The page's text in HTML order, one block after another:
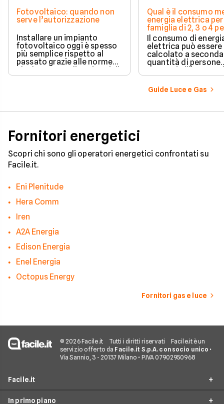
Fotovoltaico: quando non
serve l’autorizzazione
Installare un impianto
fotovoltaico oggi è spesso
più semplice rispetto al
passato grazie alle norme
edilizia libera.
Qual è il consumo
energia elettrica per
famiglia di 2, 3 o 4
Il consumo di
elettrica può essere
calcolato a
quantità di persone
determinato
numerosi i fattori
influenzano questo
considerazione per
Guide Luce e Gas
Fornitori energetici
Scopri chi sono gli operatori energetici confrontati su
Facile.it.
Eni Plenitude
Hera Comm
Iren
A2A Energia
Edison Energia
Enel Energia
Octopus Energy
Fornitori gas e luce
© 2026 Facile.it Tutti i diritti riservati
Facile.it è un
servizio offerto da Facile.it S.p.A. con socio unico •
Via Sannio, 3 - 20137 Milano • P.IVA 07902950968
Facile.it
In primo piano